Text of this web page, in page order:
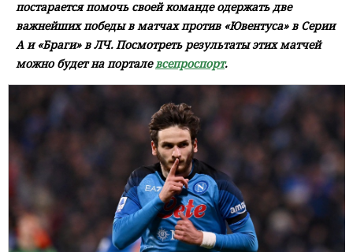
постарается помочь своей команде одержать две
важнейших победы в матчах против «Ювентуса» в Серии
А и «Браги» в ЛЧ. Посмотреть результаты этих матчей
можно будет на порталевсепроспорт.